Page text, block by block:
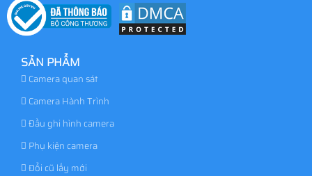
SẢN PHẨM
Camera quan sát
Camera Hành Trình
Đầu ghi hình camera
Phụ kiện camera
Đổi cũ lấy mới